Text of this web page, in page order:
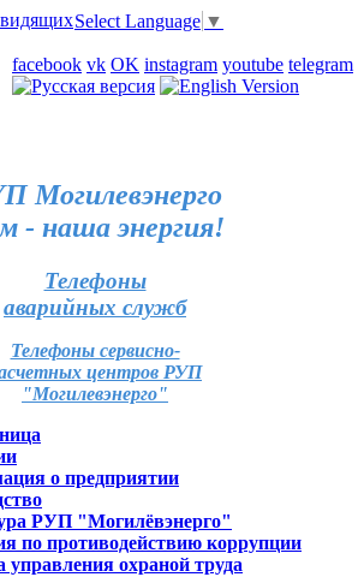
Select Language ▼
facebook vk OK instagram youtube telegram
Могилевэнерго
- наша энергия!
Телефоны
аварийных служб
Телефоны сервисно-
центров РУП
"Могилевэнерго"
о предприятии
РУП "Могилёвэнерго"
по противодействию коррупции
управления охраной труда